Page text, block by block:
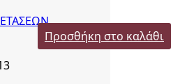
Προσθήκη στο καλάθι